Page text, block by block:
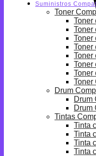
Suministros
Toner
Toner
Toner
Toner
Toner
Toner
Toner
Toner
Toner
Drum
Drum
Drum
Tintas
Tinta
Tinta
Tinta
Tinta